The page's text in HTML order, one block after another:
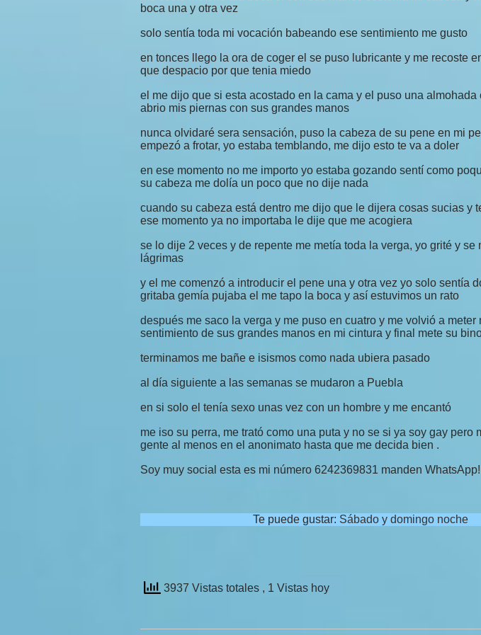
boca una y otra vez
solo sentía toda mi vocación babeando ese sentimiento me gusto
en tonces llego la ora de coger el se puso lubricante y me recoste
que despacio por que tenia miedo
el me dijo que si esta acostado en la cama y el puso una almohada
abrio mis piernas con sus grandes manos
nunca olvidaré sera sensación, puso la cabeza de su pene en mi
empezó a frotar, yo estaba temblando, me dijo esto te va a doler
en ese momento no me importo yo estaba gozando sentí como
su cabeza me dolía un poco que no dije nada
cuando su cabeza está dentro me dijo que le dijera cosas sucias y
ese momento ya no importaba le dije que me acogiera
se lo dije 2 veces y de repente me metía toda la verga, yo grité y se
lágrimas
y el me comenzó a introducir el pene una y otra vez yo solo sentía
gritaba gemía pujaba el me tapo la boca y así estuvimos un rato
después me saco la verga y me puso en cuatro y me volvió a
sentimiento de sus grandes manos en mi cintura y final mete su
terminamos me bañe e isismos como nada ubiera pasado
al día siguiente a las semanas se mudaron a Puebla
en si solo el tenía sexo unas vez con un hombre y me encantó
me iso su perra, me trató como una puta y no se si ya soy gay pero
gente al menos en el anonimato hasta que me decida bien .
Soy muy social esta es mi número 6242369831 manden
Te puede gustar: Sábado y domingo noche
3937 Vistas totales , 1 Vistas hoy